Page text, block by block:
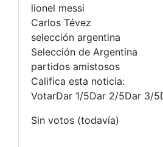
lionel messi
Carlos Tévez
selección argentina
Selección de Argentina
partidos amistosos
Califica esta noticia:
VotarDar 1/5Dar 2/5Dar 3/
Sin votos (todavía)